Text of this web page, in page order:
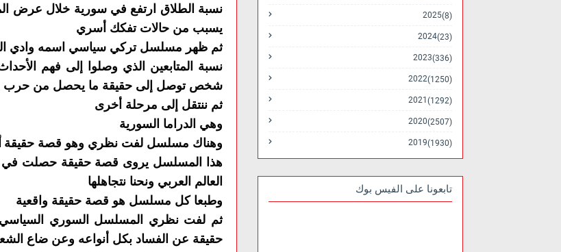
نسبة الطلاق ارتفع في سورية خلال عرض
يسبب من حالات تفكك أسري
ثم ظهر مسلسل تركي سياسي اسمه وادي
نسبة المتابعين الذي وصلوا إلى فهم
شخص توصل إلى حقيقة ما يحصل من حرب
ثم ننتقل إلى مرحلة أخرى
وهي الدراما السورية
وهناك مسلسل لفت نظري وهو قصة حقيقة
هذا المسلسل يروى قصة حقيقة حصلت في
العالم العربي ونحنا نتجاهلها
وطبعا كل مسلسل هو قصة حقيقة واقعية
ثم لفت نظري المسلسل السوري السياسي
حقيقة عن الفساد بكل أنواعه وعن ضاع
2025 (8)
2024 (23)
2023 (336)
2022 (1250)
2021 (1292)
2020 (2507)
2019 (1930)
تابعونا على الفيس بوك